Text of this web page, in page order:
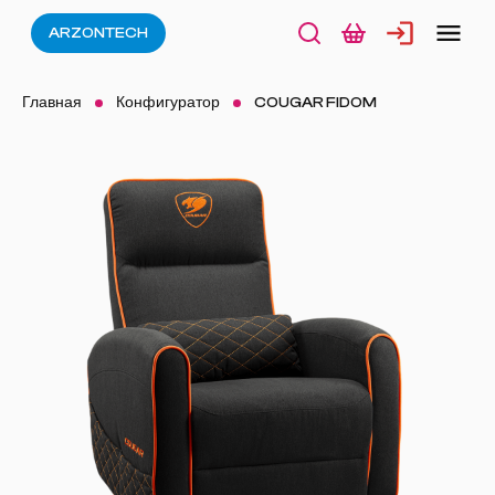
ARZONTECH
Главная Конфигуратор COUGAR FIDOM